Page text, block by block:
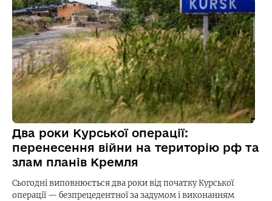
Два роки Курської операції:
перенесення війни на територію рф та
злам планів Кремля
Сьогодні виповнюється два роки від початку Курської
операції — безпрецедентної за задумом і виконанням